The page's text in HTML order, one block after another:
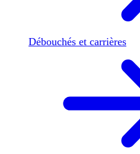
Débouchés et carrières